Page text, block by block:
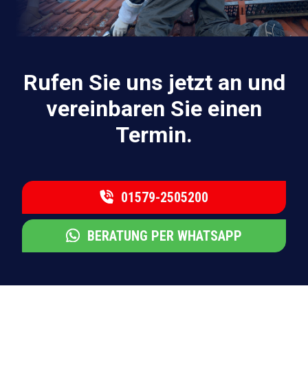
Rufen Sie uns jetzt an und
vereinbaren Sie einen
Termin.
01579-2505200
BERATUNG PER WHATSAPP